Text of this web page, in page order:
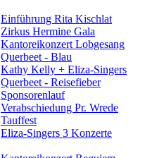
Einführung Rita Kischlat
Zirkus Hermine Gala
Kantoreikonzert Lobgesang
Querbeet - Blau
Kathy Kelly + Eliza-Singers
Querbeet - Reisefieber
Sponsorenlauf
Verabschiedung Pr. Wrede
Tauffest
Eliza-Singers 3 Konzerte